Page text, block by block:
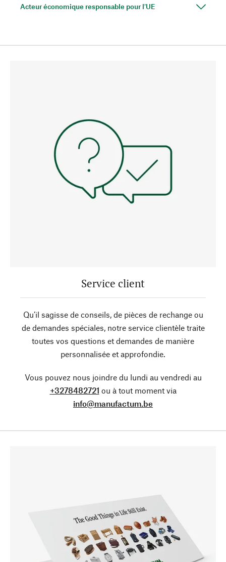
Acteur économique responsable pour l'UE
Service client
Qu’il sagisse de conseils, de pièces de rechange ou
de demandes spéciales, notre service clientèle traite
toutes vos questions et demandes de manière
personnalisée et approfondie.
Vous pouvez nous joindre du lundi au vendredi au
+3278482721 ou à tout moment via
info@manufactum.be